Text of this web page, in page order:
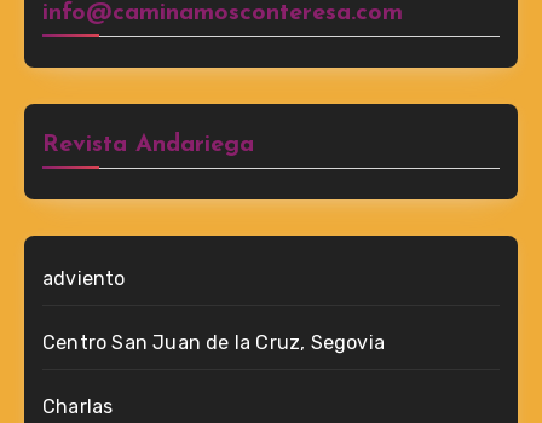
info@caminamosconteresa.com
Revista Andariega
adviento
Centro San Juan de la Cruz, Segovia
Charlas